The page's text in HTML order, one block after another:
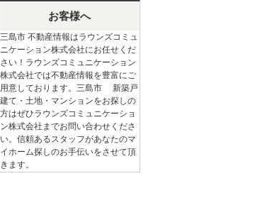
お客様へ
三島市 不動産情報はラウンズコミュ
ニケーション株式会社にお任せくだ
さい！ラウンズコミュニケーション
株式会社では不動産情報を豊富にご
用意しております。三島市 新築戸
建て・土地・マンションをお探しの
方はぜひラウンズコミュニケーショ
ン株式会社までお問い合わせくださ
い。信頼あるスタッフがあなたのマ
イホーム探しのお手伝いをさせて頂
きます。